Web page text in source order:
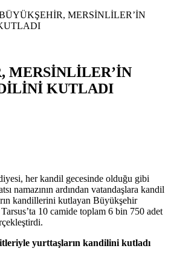
MERSİNLİLER’İN
MERSİNLİLER’İN
KUTLADI
her kandil gecesinde olduğu gibi
namazının ardından vatandaşlara kandil
kandillerini kutlayan Büyükşehir
10 camide toplam 6 bin 750 adet
yurttaşların kandilini kutladı